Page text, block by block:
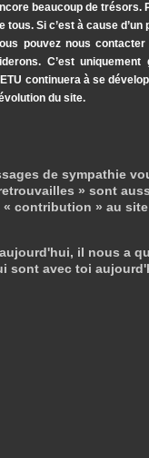
beaucoup de trésors.
tous. Si c’est à cause
pouvez nous
C’est uniquement
continuera à se
du site.
de sympathie
» sont
contribution » au
il nous a
sont avec toi